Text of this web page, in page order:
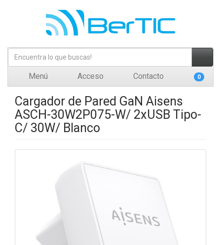
Menú Acceso Contacto 0
Cargador de Pared GaN Aisens
ASCH-30W2P075-W/ 2xUSB Tipo-
C/ 30W/ Blanco